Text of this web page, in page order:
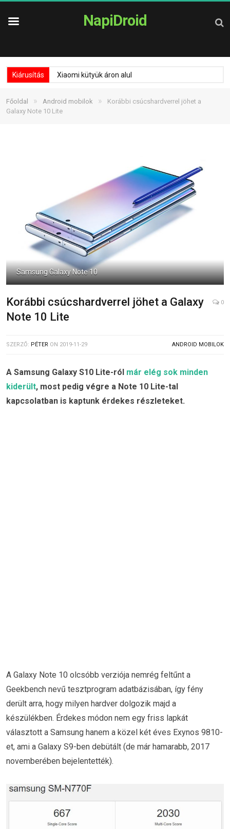
NapiDroid
Kiárusítás Xiaomi kütyük áron alul
Főoldal » Android mobilok »
Korábbi csúcshardverrel jöhet a
Galaxy Note 10 Lite
Samsung Galaxy Note 10
Korábbi csúcshardverrel jöhet a Galaxy
Note 10 Lite
0
SZERZŐ: PÉTER ON 2019-11-29 ANDROID MOBILOK
A Samsung Galaxy S10 Lite-ról már elég sok minden
kiderült, most pedig végre a Note 10 Lite-tal
kapcsolatban is kaptunk érdekes részleteket.
A Galaxy Note 10 olcsóbb verziója nemrég feltűnt a
Geekbench nevű tesztprogram adatbázisában, így fény
derült arra, hogy milyen hardver dolgozik majd a
készülékben. Érdekes módon nem egy friss lapkát
választott a Samsung hanem a közel két éves Exynos 9810-
et, ami a Galaxy S9-ben debütált (de már hamarabb, 2017
novemberében bejelentették).